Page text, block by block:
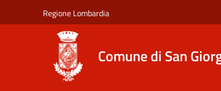
Regione Lombardia
Comune di San